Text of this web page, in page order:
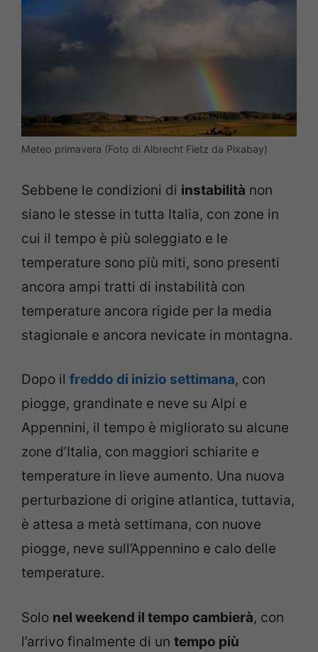
Meteo primavera (Foto di Albrecht Fietz da Pixabay)
Sebbene le condizioni di instabilità non
siano le stesse in tutta Italia, con zone in
cui il tempo è più soleggiato e le
temperature sono più miti, sono presenti
ancora ampi tratti di instabilità con
temperature ancora rigide per la media
stagionale e ancora nevicate in montagna.
Dopo il freddo di inizio settimana, con
piogge, grandinate e neve su Alpi e
Appennini, il tempo è migliorato su alcune
zone d’Italia, con maggiori schiarite e
temperature in lieve aumento. Una nuova
perturbazione di origine atlantica, tuttavia,
è attesa a metà settimana, con nuove
piogge, neve sull’Appennino e calo delle
temperature.
Solo nel weekend il tempo cambierà, con
l’arrivo finalmente di un tempo più